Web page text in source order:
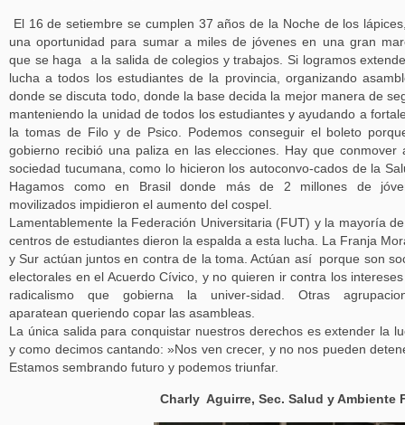
El 16 de setiembre se cumplen 37 años de la Noche de los
una oportunidad para sumar a miles de jóvenes en una gran
que se haga a la salida de colegios y trabajos. Si logramos
lucha a todos los estudiantes de la provincia, organizando
donde se discuta todo, donde la base decida la mejor manera de
manteniendo la unidad de todos los estudiantes y ayudando a
la tomas de Filo y de Psico. Podemos conseguir el boleto
gobierno recibió una paliza en las elecciones. Hay que conmover
sociedad tucumana, como lo hicieron los autoconvo-cados de la
Hagamos como en Brasil donde más de 2 millones de
movilizados impidieron el aumento del cospel.
Lamentablemente la Federación Universitaria (FUT) y la mayoría
centros de estudiantes dieron la espalda a esta lucha. La Franja
y Sur actúan juntos en contra de la toma. Actúan así porque son
electorales en el Acuerdo Cívico, y no quieren ir contra los
radicalismo que gobierna la univer-sidad. Otras
aparatean queriendo copar las asambleas.
La única salida para conquistar nuestros derechos es extender la
y como decimos cantando: »Nos ven crecer, y no nos pueden
Estamos sembrando futuro y podemos triunfar.
Charly Aguirre, Sec. Salud y Ambiente